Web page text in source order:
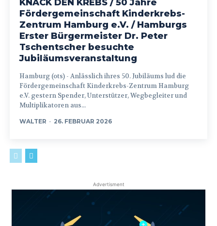
KNACK DEN KREBS / 50 Jahre
Fördergemeinschaft Kinderkrebs-
Zentrum Hamburg e.V. / Hamburgs
Erster Bürgermeister Dr. Peter
Tschentscher besuchte
Jubiläumsveranstaltung
Hamburg (ots) - Anlässlich ihres 50. Jubiläums lud die
Fördergemeinschaft Kinderkrebs-Zentrum Hamburg
e.V. gestern Spender, Unterstützer, Wegbegleiter und
Multiplikatoren aus...
WALTER - 26. FEBRUAR 2026
Advertisment